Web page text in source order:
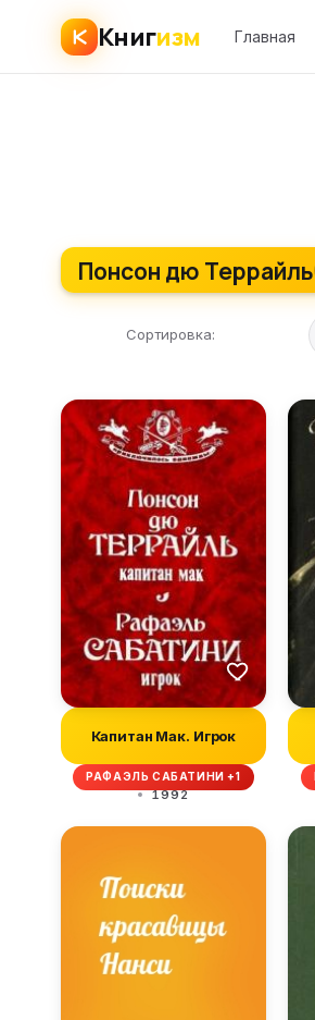
Книгизм Главная
Понсон дю Террайль
Сортировка:
Капитан Мак. Игрок
РАФАЭЛЬ САБАТИНИ +1
1992